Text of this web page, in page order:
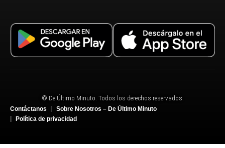
© De Último Minuto. Todos los derechos reservados.
Contáctanos
Sobre Nosotros – De Último Minuto
Política de privacidad